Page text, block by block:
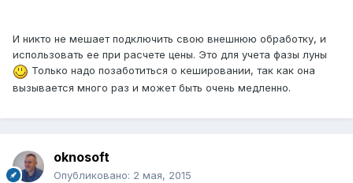
И никто не мешает подключить свою внешнюю обработку, и
использовать ее при расчете цены. Это для учета фазы луны
Только надо позаботиться о кешировании, так как она
вызывается много раз и может быть очень медленно.
oknosoft
Опубликовано: 2 мая, 2015